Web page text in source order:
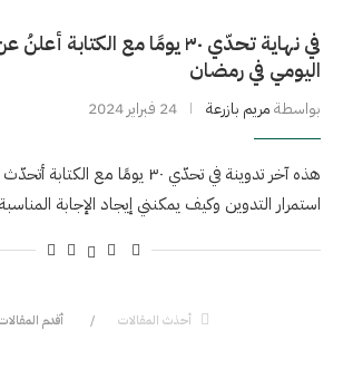
في نهاية تحدّي ٣٠ يومًا مع
اليومي في رمضان
بواسطةمريم بازرعة 24 فبراير 2024
هذه آخر تدوينة في تحدّي ٣٠ يومًا مع
استمرار التدوين وكيف يمكنني إيجاد الإجابة
أحذث المقالات أقدم